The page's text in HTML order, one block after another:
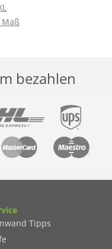
bezahlen
Tipps